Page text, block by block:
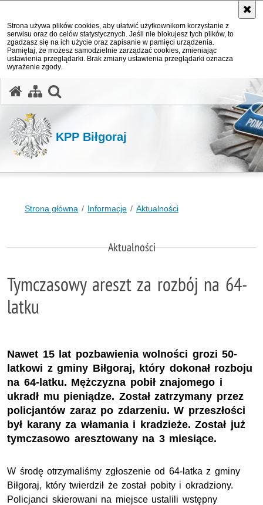
Strona używa plików cookies, aby ułatwić użytkownikom korzystanie z
serwisu oraz do celów statystycznych. Jeśli nie blokujesz tych plików, to
zgadzasz się na ich użycie oraz zapisanie w pamięci urządzenia.
Pamiętaj, że możesz samodzielnie zarządzać cookies, zmieniając
ustawienia przeglądarki. Brak zmiany ustawienia przeglądarki oznacza
wyrażenie zgody.
KPP Biłgoraj
Strona główna Informacje Aktualności
Aktualności
Tymczasowy areszt za rozbój na 64-
latku
Nawet 15 lat pozbawienia wolności grozi 50-
latkowi z gminy Biłgoraj, który dokonał rozboju
na 64-latku. Mężczyzna pobił znajomego i
ukradł mu pieniądze. Został zatrzymany przez
policjantów zaraz po zdarzeniu. W przeszłości
był karany za włamania i kradzieże. Został już
tymczasowo aresztowany na 3 miesiące.
W środę otrzymaliśmy zgłoszenie od 64-latka z gminy
Biłgoraj, który twierdził że został pobity i okradziony.
Policjanci skierowani na miejsce ustalili wstępny